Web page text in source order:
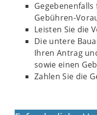
Gebühren-
Leisten Sie die
Die untere
Ihren Antrag
sowie einen
Zahlen Sie die